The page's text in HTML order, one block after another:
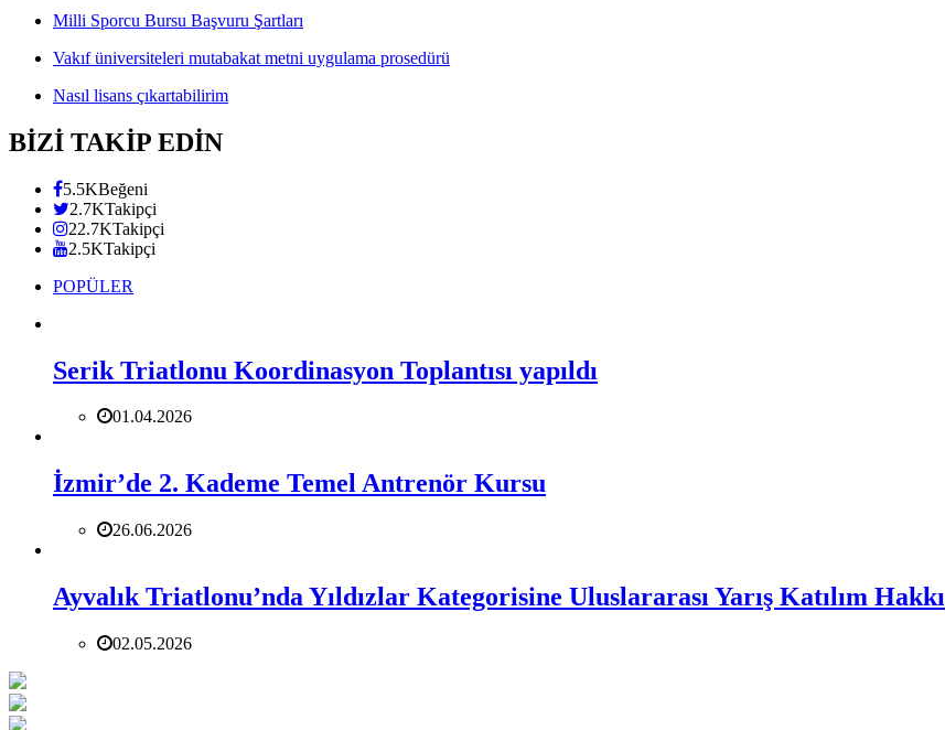
Milli Sporcu Bursu Başvuru Şartları
Vakıf üniversiteleri mutabakat metni uygulama prosedürü
Nasıl lisans çıkartabilirim
BİZİ TAKİP EDİN
5.5KBeğeni
2.7KTakipçi
22.7KTakipçi
2.5KTakipçi
POPÜLER
Serik Triatlonu Koordinasyon Toplantısı yapıldı
01.04.2026
İzmir’de 2. Kademe Temel Antrenör Kursu
26.06.2026
Ayvalık Triatlonu’nda Yıldızlar Kategorisine Uluslararası Yarış Katılım Hakkı
02.05.2026